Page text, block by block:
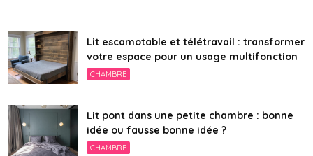
Lit escamotable et télétravail : transformer
votre espace pour un usage multifonction
CHAMBRE
Lit pont dans une petite chambre : bonne
idée ou fausse bonne idée ?
CHAMBRE